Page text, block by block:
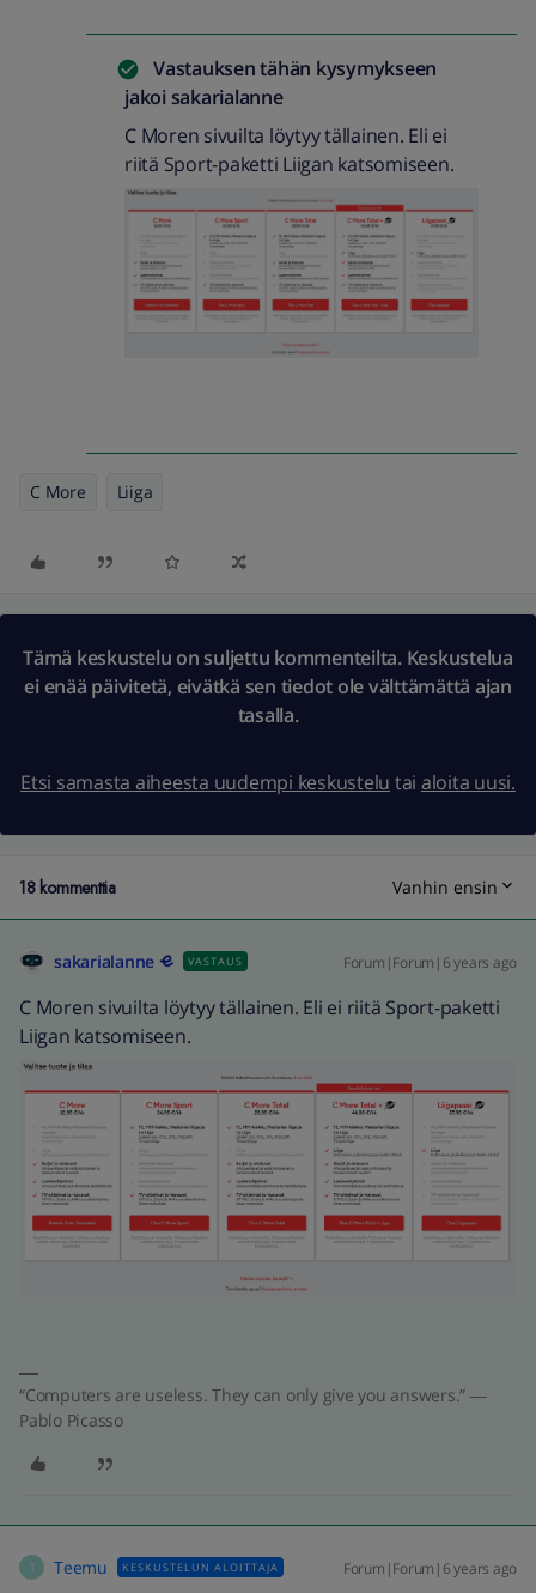
Vastauksen tähän kysymykseen
jakoi sakarialanne
C Moren sivuilta löytyy tällainen. Eli ei
riitä Sport-paketti Liigan katsomiseen.
C More Liiga
Tämä keskustelu on suljettu kommenteilta. Keskustelua
ei enää päivitetä, eivätkä sen tiedot ole välttämättä ajan
tasalla.
Etsi samasta aiheesta uudempi keskustelu tai aloita uusi.
18 kommenttia Vanhin ensin
sakarialanne VASTAUS Forum|Forum|6 years ago
C Moren sivuilta löytyy tällainen. Eli ei riitä Sport-paketti
Liigan katsomiseen.
“Computers are useless. They can only give you answers.” ―
Pablo Picasso
T Teemu KESKUSTELUN ALOITTAJA Forum|Forum|6 years ago